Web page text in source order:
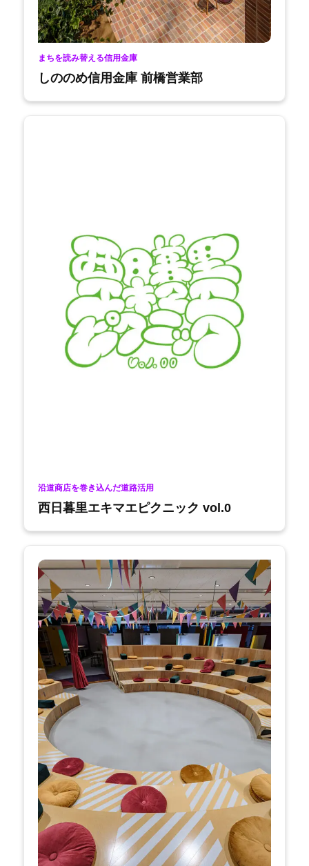
まちを読み替える信用金庫
しののめ信用金庫 前橋営業部
沿道商店を巻き込んだ道路活用
西日暮里エキマエピクニック vol.0